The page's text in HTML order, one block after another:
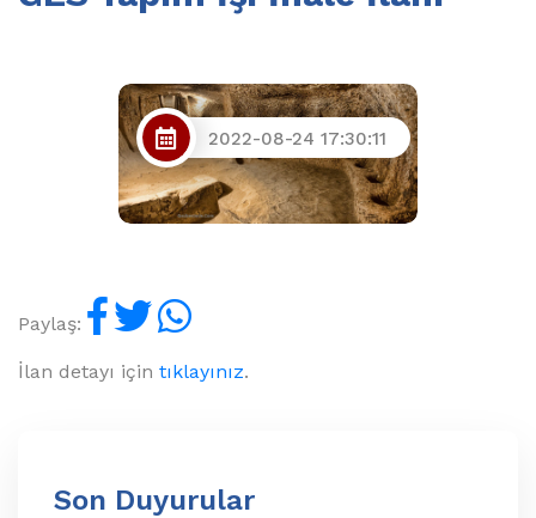
2022-08-24 17:30:11
Paylaş:
İlan detayı için tıklayınız.
Son Duyurular